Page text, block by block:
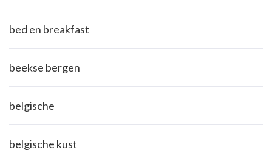
bed en breakfast
beekse bergen
belgische
belgische kust